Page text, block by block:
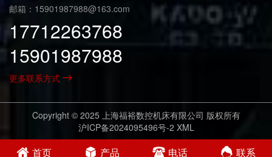
邮箱：15901987988@163.com
17712263768
15901987988
更多联系方式
Copyright © 2025 上海福裕数控机床有限公司 版权所有
沪ICP备2024095496号-2 XML
首页 产品 电话 联系